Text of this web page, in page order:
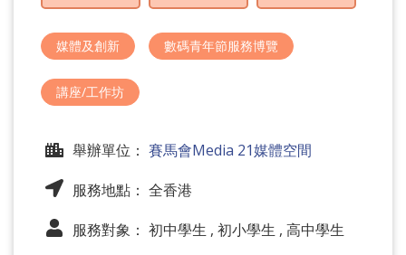
媒體及創新 數碼青年節服務博覽
講座/工作坊
舉辦單位： 賽馬會Media 21媒體空間
服務地點： 全香港
服務對象： 初中學生 , 初小學生 , 高中學生